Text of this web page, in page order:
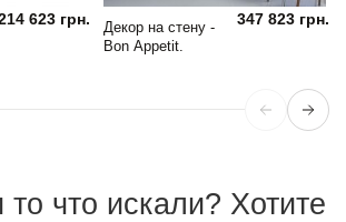
623 грн.
Декор на стену -
Bon Appetit.
347 823 грн.
что искали? Хотите